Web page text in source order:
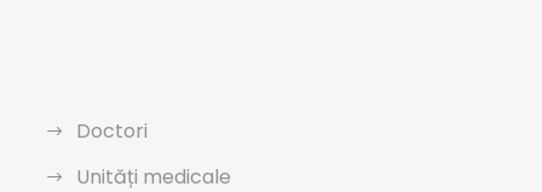
Doctori
Unități medicale